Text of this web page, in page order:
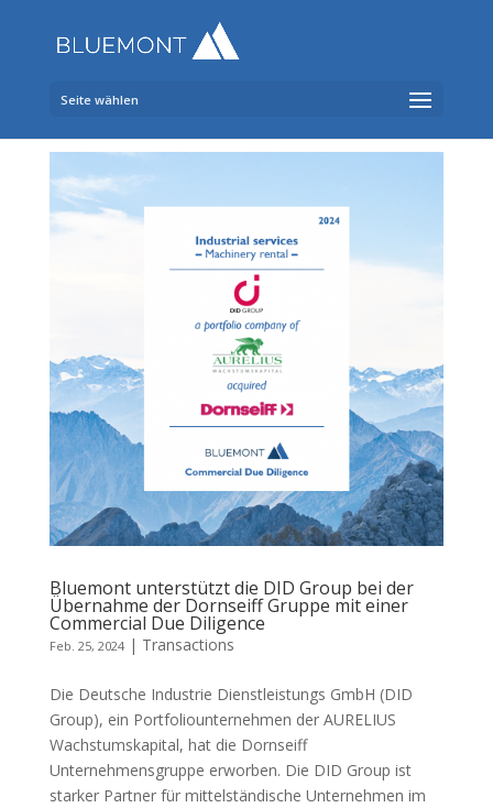
Seite wählen
Bluemont unterstützt die DID Group bei der
Übernahme der Dornseiff Gruppe mit einer
Commercial Due Diligence
Feb. 25, 2024| Transactions
Die Deutsche Industrie Dienstleistungs GmbH (DID
Group), ein Portfoliounternehmen der AURELIUS
Wachstumskapital, hat die Dornseiff
Unternehmensgruppe erworben. Die DID Group ist
starker Partner für mittelständische Unternehmen im